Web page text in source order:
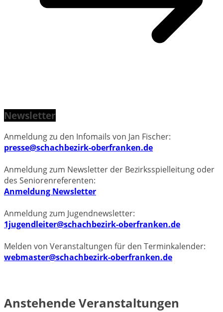
Newsletter
Anmeldung zu den Infomails von Jan Fischer:
presse@schachbezirk-oberfranken.de
Anmeldung zum Newsletter der Bezirksspielleitung oder
des Seniorenreferenten:
Anmeldung Newsletter
Anmeldung zum Jugendnewsletter:
1jugendleiter@schachbezirk-oberfranken.de
Melden von Veranstaltungen für den Terminkalender:
webmaster@schachbezirk-oberfranken.de
Anstehende Veranstaltungen